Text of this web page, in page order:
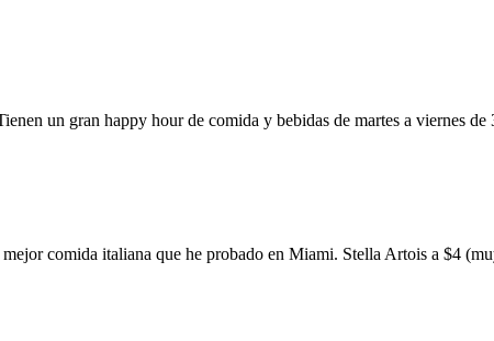
un gran happy hour de comida y bebidas de martes a viernes
comida italiana que he probado en Miami. Stella Artois a $4